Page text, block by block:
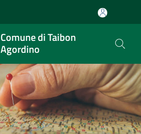
Comune di Taibon
Agordino